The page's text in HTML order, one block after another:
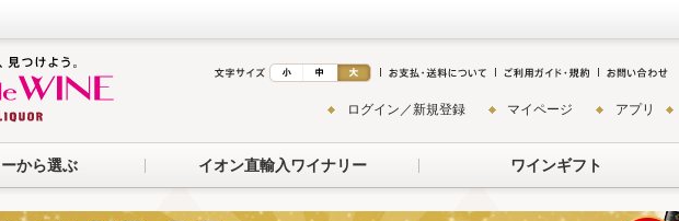
ログイン／新規登録 マイページ アプリ
から選ぶ イオン直輸入ワイナリー ワインギフト